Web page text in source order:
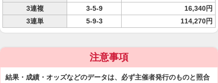
3連複
3-5-9
16,340円
3連単
5-9-3 114,270円
注意事項
結果・成績・オッズなどのデータは、必ず主催者発行のものと照合